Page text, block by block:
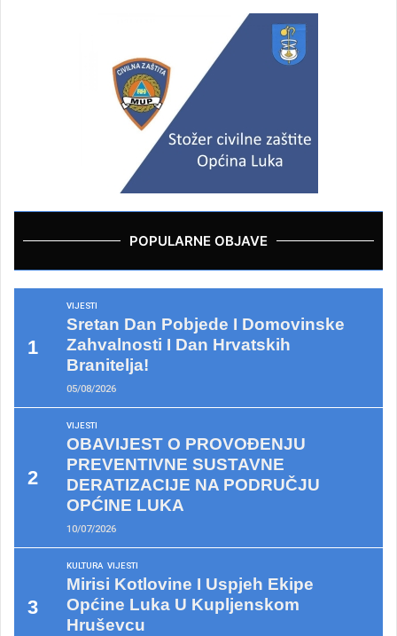
POPULARNE OBJAVE
VIJESTI
Sretan Dan Pobjede I Domovinske
Zahvalnosti I Dan Hrvatskih
Branitelja!
05/08/2026
VIJESTI
OBAVIJEST O PROVOĐENJU
PREVENTIVNE SUSTAVNE
DERATIZACIJE NA PODRUČJU
OPĆINE LUKA
10/07/2026
KULTURA VIJESTI
Mirisi Kotlovine I Uspjeh Ekipe
Općine Luka U Kupljenskom
Hruševcu